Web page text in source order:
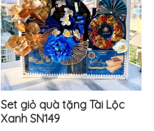
Set giỏ quà tặng Tài Lộc
Xanh SN149